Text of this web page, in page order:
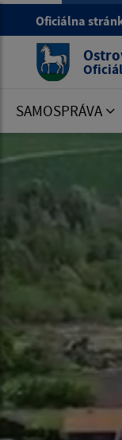
Oficiálna
SAMOSPRÁVA